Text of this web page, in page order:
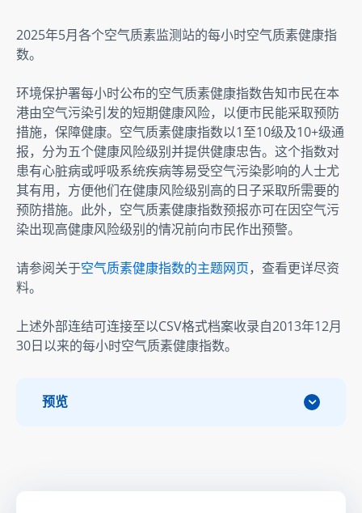
2025年5月各个空气质素监测站的每小时空气质素健康指
数。
环境保护署每小时公布的空气质素健康指数告知市民在本
港由空气污染引发的短期健康风险，以便市民能采取预防
措施，保障健康。空气质素健康指数以1至10级及10+级通
报，分为五个健康风险级别并提供健康忠告。这个指数对
患有心脏病或呼吸系统疾病等易受空气污染影响的人士尤
其有用，方便他们在健康风险级别高的日子采取所需要的
预防措施。此外，空气质素健康指数预报亦可在因空气污
染出现高健康风险级别的情况前向市民作出预警。
请参阅关于空气质素健康指数的主题网页，查看更详尽资
料。
上述外部连结可连接至以CSV格式档案收录自2013年12月
30日以来的每小时空气质素健康指数。
预览